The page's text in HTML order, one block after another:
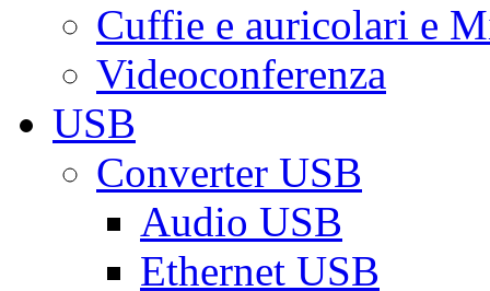
Cuffie e auricolari e
Videoconferenza
USB
Converter USB
Audio USB
Ethernet USB